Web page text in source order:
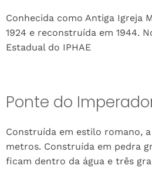
Conhecida como Antiga Igreja
1924 e reconstruída em 1944.
Estadual do IPHAE
Ponte do
Construída em estilo romano,
metros. Construída em pedra
ficam dentro da água e três